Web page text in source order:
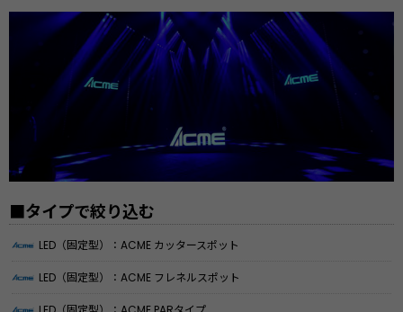
■タイプで絞り込む
LED（固定型）：ACME カッタースポット
LED（固定型）：ACME フレネルスポット